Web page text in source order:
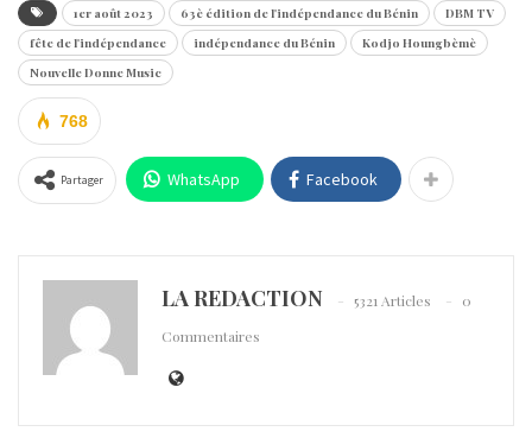
1er août 2023 63è édition de l'indépendance du Bénin
DBM TV
fête de l'indépendance
indépendance du Bénin
Kodjo Houngbèmè
Nouvelle Donne Music
768
Partager WhatsApp Facebook
LA REDACTION 5321 Articles
0
Commentaires